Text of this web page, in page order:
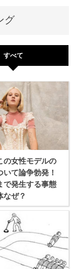
グ
すべて
の女性モデルの
いて論争勃発！
で発生する事態
なぜ？